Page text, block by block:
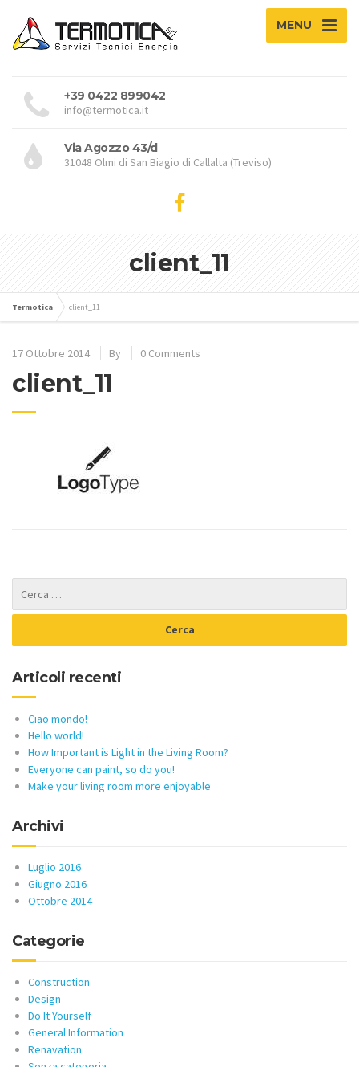
MENU
+39 0422 899042
info@termotica.it
Via Agozzo 43/d
31048 Olmi di San Biagio di Callalta (Treviso)
client_11
Termotica client_11
17 Ottobre 2014 By 0 Comments
client_11
Articoli recenti
Ciao mondo!
Hello world!
How Important is Light in the Living Room?
Everyone can paint, so do you!
Make your living room more enjoyable
Archivi
Luglio 2016
Giugno 2016
Ottobre 2014
Categorie
Construction
Design
Do It Yourself
General Information
Renavation